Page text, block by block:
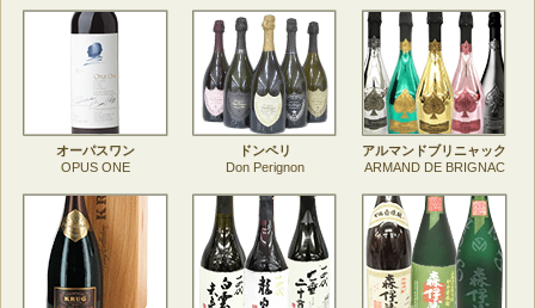
オーパスワン
OPUS ONE
ドンペリ
Don Perignon
アルマンドブリニャック
ARMAND DE BRIGNAC